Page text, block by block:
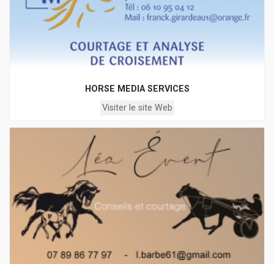
HORSE MEDIA SERVICES
Visiter le site Web